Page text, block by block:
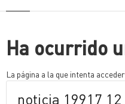
Ha ocurrido
La página a la que intenta